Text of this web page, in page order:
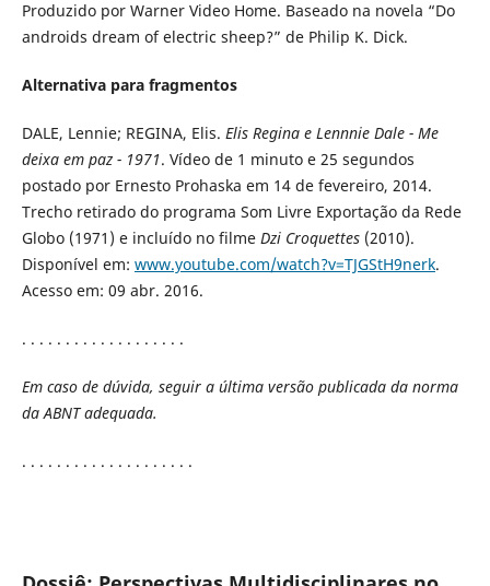
Produzido por Warner Video Home. Baseado na novela “Do
androids dream of electric sheep?” de Philip K. Dick.
Alternativa para fragmentos
DALE, Lennie; REGINA, Elis. Elis Regina e Lennnie Dale - Me
deixa em paz - 1971. Vídeo de 1 minuto e 25 segundos
postado por Ernesto Prohaska em 14 de fevereiro, 2014.
Trecho retirado do programa Som Livre Exportação da Rede
Globo (1971) e incluído no filme Dzi Croquettes (2010).
Disponível em: www.youtube.com/watch?v=TJGStH9nerk.
Acesso em: 09 abr. 2016.
. . . . . . . . . . . . . . . . . . .
Em caso de dúvida, seguir a última versão publicada da norma
da ABNT adequada.
. . . . . . . . . . . . . . . . . . . .